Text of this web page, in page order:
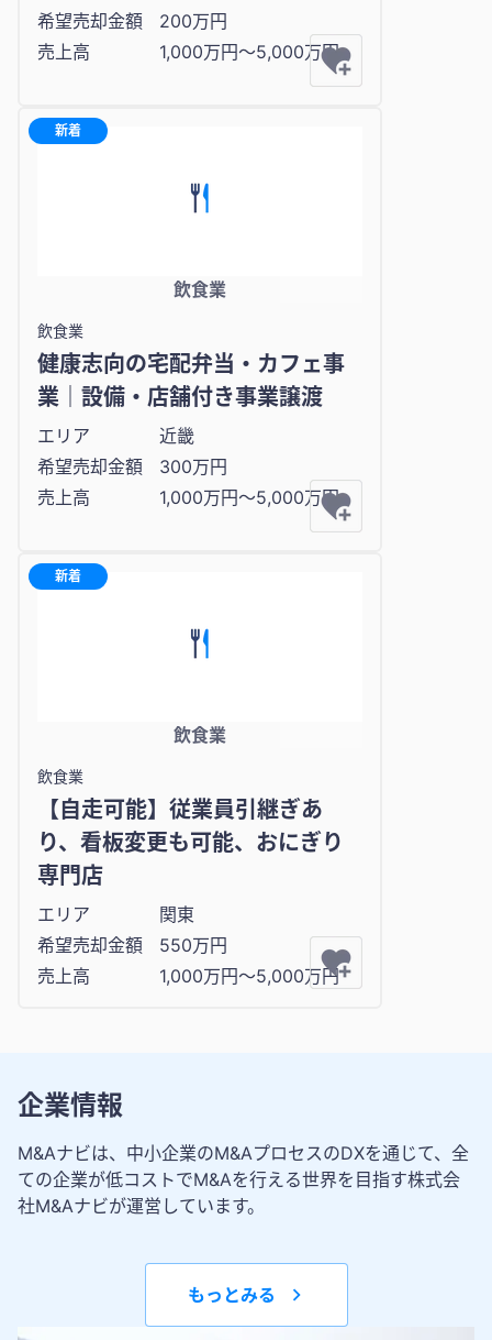
希望売却金額
200万円
売上高
1,000万円〜5,000万円
新着
飲食業
飲食業
健康志向の宅配弁当・カフェ事
業｜設備・店舗付き事業譲渡
エリア
近畿
希望売却金額
300万円
売上高
1,000万円〜5,000万円
新着
飲食業
飲食業
【自走可能】従業員引継ぎあ
り、看板変更も可能、おにぎり
専門店
エリア
関東
希望売却金額
550万円
売上高
1,000万円〜5,000万円
企業情報
M&Aナビは、中小企業のM&AプロセスのDXを通じて、全
ての企業が低コストでM&Aを行える世界を目指す株式会
社M&Aナビが運営しています。
もっとみる